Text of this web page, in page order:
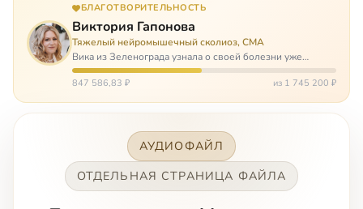
БЛАГОТВОРИТЕЛЬНОСТЬ
Виктория Гапонова
Тяжелый нейромышечный сколиоз, СМА
Вика из Зеленограда узнала о своей болезни уже
будучи в сознательном возрасте. Ей пришлось
привыкать к инвалидной коляске и сильнейшему
847 586,83 ₽ из 1 745 200 ₽
АУДИОФАЙЛ
ОТДЕЛЬНАЯ СТРАНИЦА ФАЙЛА